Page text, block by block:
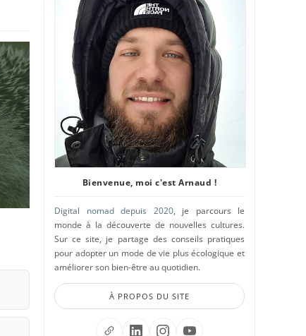
Bienvenue, moi c'est Arnaud !
Digital nomad depuis 2020, je parcours le
monde à la découverte de nouvelles cultures.
Sur ce site, je partage des conseils pratiques
pour adopter un mode de vie plus écologique et
améliorer son bien-être au quotidien.
À PROPOS DU SITE